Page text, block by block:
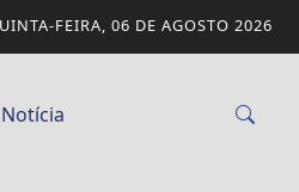
FEIRA, 06 DE AGOSTO 2026